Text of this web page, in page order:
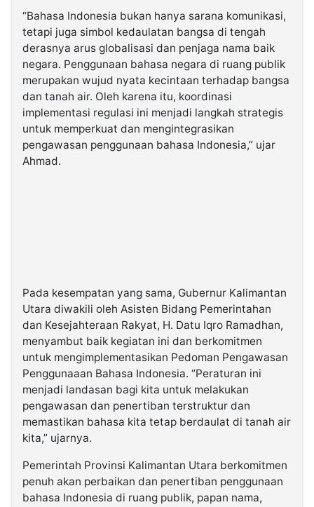
“Bahasa Indonesia bukan hanya sarana komunikasi,
tetapi juga simbol kedaulatan bangsa di tengah
derasnya arus globalisasi dan penjaga nama baik
negara. Penggunaan bahasa negara di ruang publik
merupakan wujud nyata kecintaan terhadap bangsa
dan tanah air. Oleh karena itu, koordinasi
implementasi regulasi ini menjadi langkah strategis
untuk memperkuat dan mengintegrasikan
pengawasan penggunaan bahasa Indonesia,” ujar
Ahmad.
Pada kesempatan yang sama, Gubernur Kalimantan
Utara diwakili oleh Asisten Bidang Pemerintahan
dan Kesejahteraan Rakyat, H. Datu Iqro Ramadhan,
menyambut baik kegiatan ini dan berkomitmen
untuk mengimplementasikan Pedoman Pengawasan
Penggunaaan Bahasa Indonesia. “Peraturan ini
menjadi landasan bagi kita untuk melakukan
pengawasan dan penertiban terstruktur dan
memastikan bahasa kita tetap berdaulat di tanah air
kita,” ujarnya.
Pemerintah Provinsi Kalimantan Utara berkomitmen
penuh akan perbaikan dan penertiban penggunaan
bahasa Indonesia di ruang publik, papan nama,